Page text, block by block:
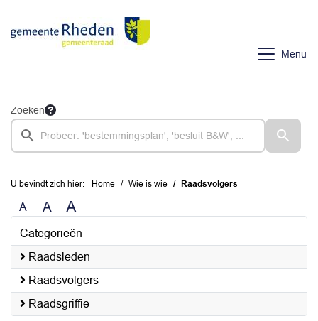
Ga naar de inhoud van deze pagina
Menu
Zoeken
U bevindt zich hier: Home Wie is wie Raadsvolgers
A A A
Categorieën
Raadsleden
Raadsvolgers
Raadsgriffie